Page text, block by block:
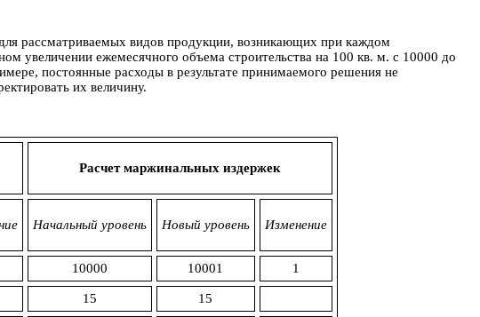
рассматриваемых видов продукции, возникающих при каждом
увеличении ежемесячного объема строительства на 100 кв. м. с 10000 до
постоянные расходы в результате принимаемого решения не
их величину.
Расчет маржинальных издержек
Начальный уровень Новый уровень Изменение
10000 10001 1
15 15